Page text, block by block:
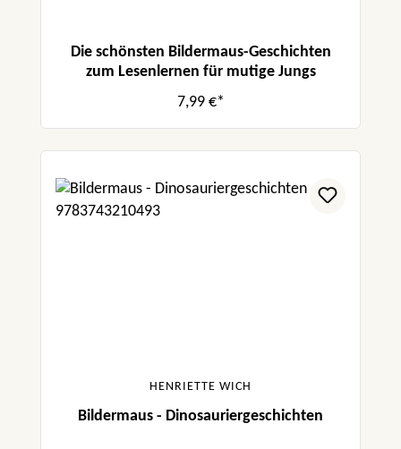
Die schönsten Bildermaus-Geschichten
zum Lesenlernen für mutige Jungs
7,99 €*
HENRIETTE WICH
Bildermaus - Dinosauriergeschichten